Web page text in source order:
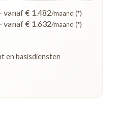
vanaf € 1.482/maand (*)
vanaf € 1.632/maand (*)
en basisdiensten